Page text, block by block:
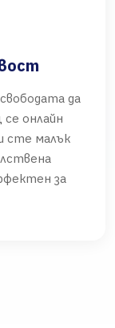
да
онлайн
сте малък
за